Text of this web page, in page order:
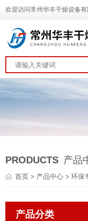
欢迎访问常州华丰干燥设备有
PRODUCTS 产品
首页> 产品中心>环保
产品分类